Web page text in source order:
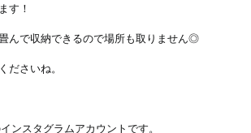
す！
んで収納できるので場所も取りません◎
ださいね。
ンスタグラムアカウントです。